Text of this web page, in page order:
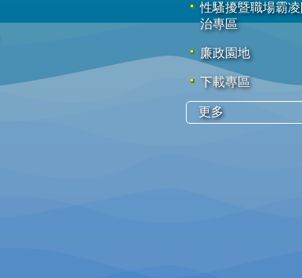
性騷擾暨職場霸
治專區
廉政園地
下載專區
更多